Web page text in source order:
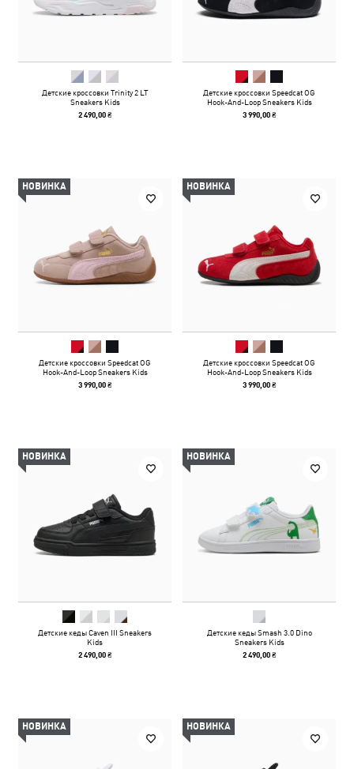
Детские кроссовки Trinity 2 LT
Sneakers Kids
2 490,00 ₴
Детские кроссовки Speedcat OG
Hook-And-Loop Sneakers Kids
3 990,00 ₴
НОВИНКА
Детские кроссовки Speedcat OG
Hook-And-Loop Sneakers Kids
3 990,00 ₴
НОВИНКА
Детские кроссовки Speedcat OG
Hook-And-Loop Sneakers Kids
3 990,00 ₴
НОВИНКА
Детские кеды Caven III Sneakers
Kids
2 490,00 ₴
НОВИНКА
Детские кеды Smash 3.0 Dino
Sneakers Kids
2 490,00 ₴
НОВИНКА НОВИНКА